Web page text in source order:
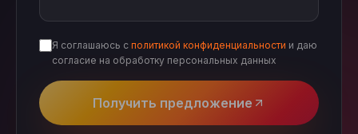
Я соглашаюсь с политикой конфиденциальности и даю
согласие на обработку персональных данных
Получить предложение